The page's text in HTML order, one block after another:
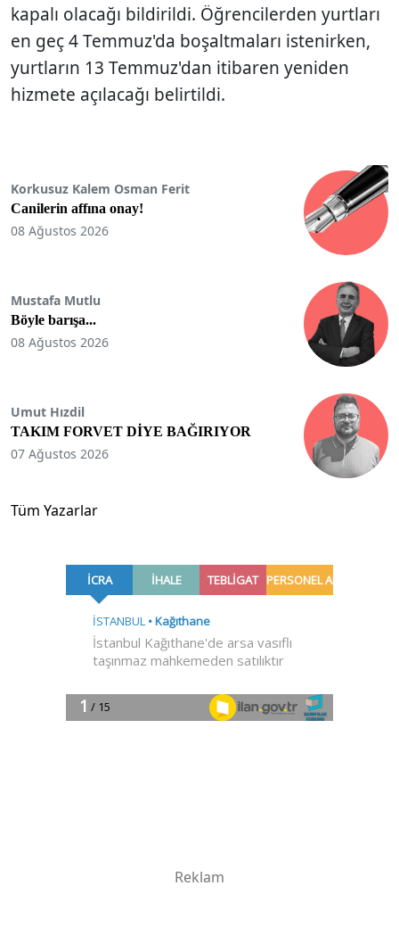
kapalı olacağı bildirildi. Öğrencilerden yurtları
en geç 4 Temmuz'da boşaltmaları istenirken,
yurtların 13 Temmuz'dan itibaren yeniden
hizmete açılacağı belirtildi.
Korkusuz Kalem Osman Ferit
Canilerin affına onay!
08 Ağustos 2026
Mustafa Mutlu
Böyle barışa...
08 Ağustos 2026
Umut Hızdil
TAKIM FORVET DİYE BAĞIRIYOR
07 Ağustos 2026
Tüm Yazarlar